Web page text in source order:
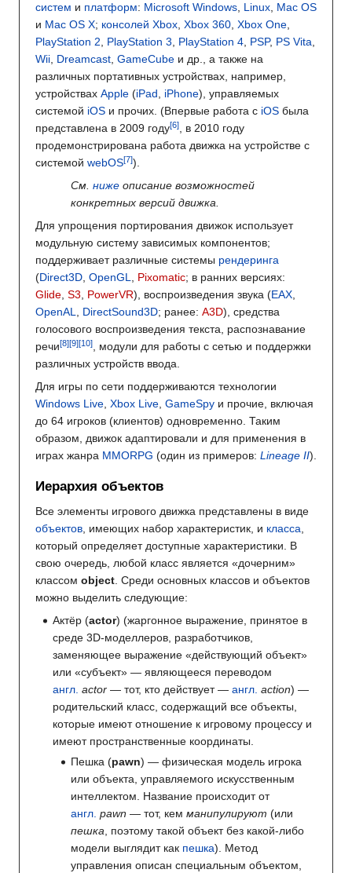
систем и платформ: Microsoft Windows, Linux, Mac OS
и Mac OS X; консолей Xbox, Xbox 360, Xbox One,
PlayStation 2, PlayStation 3, PlayStation 4, PSP, PS Vita,
Wii, Dreamcast, GameCube и др., а также на
различных портативных устройствах, например,
устройствах Apple (iPad, iPhone), управляемых
системой iOS и прочих. (Впервые работа с iOS была
представлена в 2009 году
, в 2010 году
продемонстрирована работа движка на устройстве с
системой webOS
).
См. нижеописание возможностей
конкретных версий движка.
Для упрощения портирования движок использует
модульную систему зависимых компонентов;
поддерживает различные системы рендеринга
(Direct3D, OpenGL, Pixomatic; в ранних версиях:
Glide, S3, PowerVR), воспроизведения звука (EAX,
OpenAL, DirectSound3D; ранее: A3D), средства
голосового воспроизведения текста, распознавание
речи
, модули для работы с сетью и поддержки
различных устройств ввода.
Для игры по сети поддерживаются технологии
Windows Live, Xbox Live, GameSpy и прочие, включая
до 64 игроков (клиентов) одновременно. Таким
образом, движок адаптировали и для применения в
играх жанра MMORPG (один из примеров: Lineage II).
Иерархия объектов
Все элементы игрового движка представлены в виде
объектов , имеющих набор характеристик, и класса
который определяет доступные характеристики. В
свою очередь, любой класс является «дочерним»
классом object . Среди основных классов и объектов
можно выделить следующие:
Актёр (actor) (жаргонное выражение, принятое в
среде 3D-моделлеров, разработчиков,
заменяющее выражение «действующий объект»
или «субъект» — являющееся переводом
англ. actor — тот, кто действует —англ. action) —
родительский класс, содержащий все объекты,
которые имеют отношение к игровому процессу и
имеют пространственные координаты.
Пешка (pawn) — физическая модель игрока
или объекта, управляемого искусственным
интеллектом. Название происходит от
англ. pawn — тот, кем манипулируют (или
пешка , поэтому такой объект без какой-либо
модели выглядит как пешка). Метод
управления описан специальным объектом,